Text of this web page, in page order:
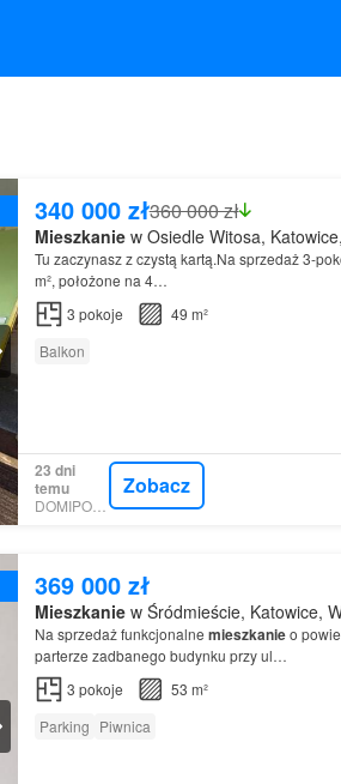
340 000 zł360 000 zł
Mieszkaniew Osiedle Witosa,
Tu zaczynasz z czystą kartą.Na sprzedaż 3-
m², położone na 4…
3 pokoje
49 m²
Balkon
23 dni
temu
DOMIPORTA
Zobacz
369 000 zł
Mieszkaniew Śródmieście, Katowice,
Na sprzedaż funkcjonalne mieszkanieo
parterze zadbanego budynku przy ul…
3 pokoje
53 m²
Parking Piwnica